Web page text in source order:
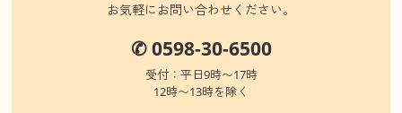
お気軽にお問い合わせください。
✆ 0598-30-6500
受付：平日9時〜17時
12時〜13時を除く